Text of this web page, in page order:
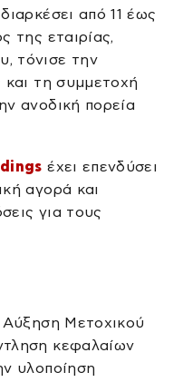
από 11 έως
της εταιρίας,
τόνισε την
και τη συμμετοχή
ανοδική πορεία
έχει επενδύσει
αγορά και
για τους
Αύξηση Μετοχικού
κεφαλαίων
υλοποίηση